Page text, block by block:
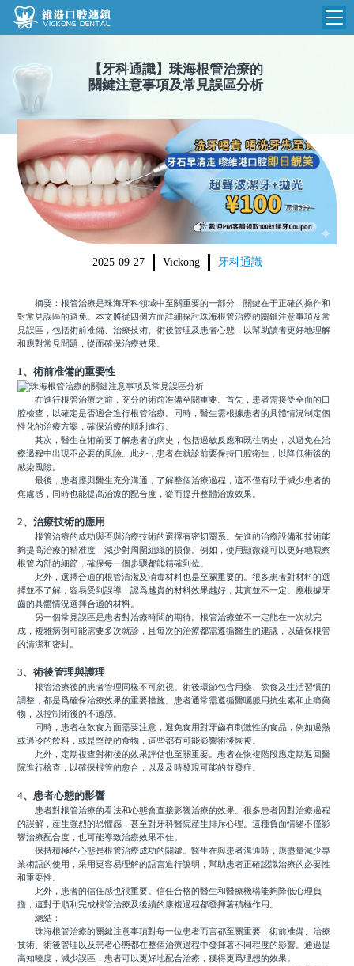
維港首頁
品牌介紹
環境設備
醫院新聞
收費標準
N
收費總表
植牙收費
根管收費
美學收費
箍牙收費
醫生團隊
門診時間
【 牙科通識】 珠海根管治療的
關鍵注意事項及常見誤區分析
2025-09-27 Vickong 牙科通識
摘要：根管治療是珠海牙科領域中至關重要的一部分，關鍵在于正確的操作和
對常見誤區的避免。本文將從四個方面詳細探討珠海根管治療的關鍵注意事項及常
見誤區，包括術前准備、治療技術、術後管理及患者心態，以幫助讀者更好地理解
和應對常見問題，從而確保治療效果。
1、術前准備的重要性
在進行根管治療之前，充分的術前准備至關重要。首先，患者需接受全面的口
腔檢查，以確定是否適合進行根管治療。同時，醫生需根據患者的具體情況制定個
性化的治療方案，確保治療的順利進行。
其次，醫生在術前要了解患者的病史，包括過敏反應和既往病史，以避免在治
療過程中出現不必要的風險。此外，患者在就診前要保持口腔衛生，以降低術後的
感染風險。
最後，患者應與醫生充分溝通，了解整個治療過程，這不僅有助于減少患者的
焦慮感，同時也能提高治療的配合度，從而提升整體治療效果。
2、治療技術的應用
根管治療的成功與否與治療技術的選擇有密切關系。先進的治療設備和技術能
夠提高治療的精准度，減少對周圍組織的損傷。例如，使用顯微鏡可以更好地觀察
根管內部的細節，確保每一個步驟都能精確到位。
此外，選擇合適的根管清潔及消毒材料也是至關重要的。很多患者對材料的選
擇並不了解，容易受到誤導，認爲越貴的材料效果越好，其實並不一定。應根據牙
齒的具體情況選擇合適的材料。
另一個常見誤區是患者對治療時間的期待。根管治療並不一定能在一次就完
成，複雜病例可能需要多次就診，且每次的治療都需遵循醫生的建議，以確保根管
的清潔和密封。
3、術後管理與護理
根管治療後的患者管理同樣不可忽視。術後環節包含用藥、飲食及生活習慣的
調整，都是爲確保治療效果的重要措施。患者通常需遵循醫囑服用抗生素和止痛藥
物，以控制術後的不適感。
同時，患者在飲食方面需要注意，避免食用對牙齒有刺激性的食品，例如過熱
或過冷的飲料，或是堅硬的食物，這些都有可能影響術後恢複。
此外，定期複查對術後的效果評估也至關重要。患者在恢複階段應定期返回醫
院進行檢查，以確保根管的愈合，以及及時發現可能的並發症。
4、患者心態的影響
患者對根管治療的看法和心態會直接影響治療的效果。很多患者因對治療過程
的誤解，産生強烈的恐懼感，甚至對牙科醫院産生排斥心理。這種負面情緒不僅影
響治療配合度，也可能導致治療效果不佳。
保持積極的心態是根管治療成功的關鍵。醫生在與患者溝通時，應盡量減少專
業術語的使用，采用更容易理解的語言進行說明，幫助患者正確認識治療的必要性
和重要性。
此外，患者的信任感也很重要。信任合格的醫生和醫療機構能夠降低心理負
擔，這對于順利完成根管治療及後續的康複過程都發揮著積極作用。
總結：
珠海根管治療的關鍵注意事項對每一位患者而言都至關重要，術前准備、治療
技術、術後管理以及患者心態都在整個治療過程中發揮著不同程度的影響。通過提
高知曉度，減少誤區，患者可以更好地配合治療，獲得更爲理想的效果。